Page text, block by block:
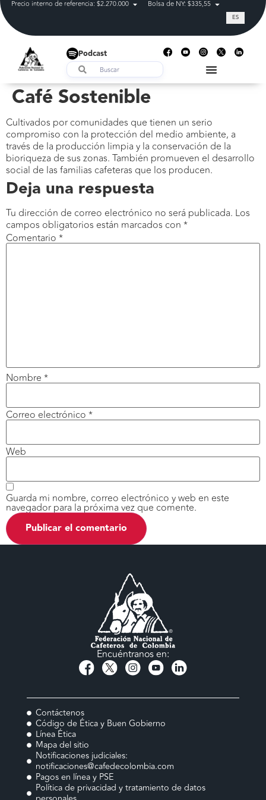
Precio interno de referencia: $2.270.000 Bolsa de NY: $335,55 Tasa de
ES
Podcast
Café Sostenible
Cultivados por comunidades que tienen un serio
compromiso con la protección del medio ambiente, a
través de la producción limpia y la conservación de la
bioriqueza de sus zonas. También promueven el desarrollo
social de las familias cafeteras que los producen.
Deja una respuesta
Tu dirección de correo electrónico no será publicada. Los
campos obligatorios están marcados con *
Comentario *
Nombre *
Correo electrónico *
Web
Guarda mi nombre, correo electrónico y web en este
navegador para la próxima vez que comente.
Encuéntranos en:
Contáctenos
Código de Ética y Buen Gobierno
Línea Ética
Mapa del sitio
Notificaciones judiciales:
notificaciones@cafedecolombia.com
Pagos en línea y PSE
Política de privacidad y tratamiento de datos